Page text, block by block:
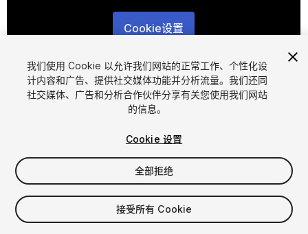
Cookie设置
1/6
$10
增值税将在结算时计算
我们使用 Cookie 以允许我们网站的正常工作、个性化设
计内容和广告、提供社交媒体功能并分析流量。我们还同
社交媒体、广告和分析合作伙伴分享有关您使用我们网站
的信息。
Cookie 设置
全部拒绝
接受所有 Cookie